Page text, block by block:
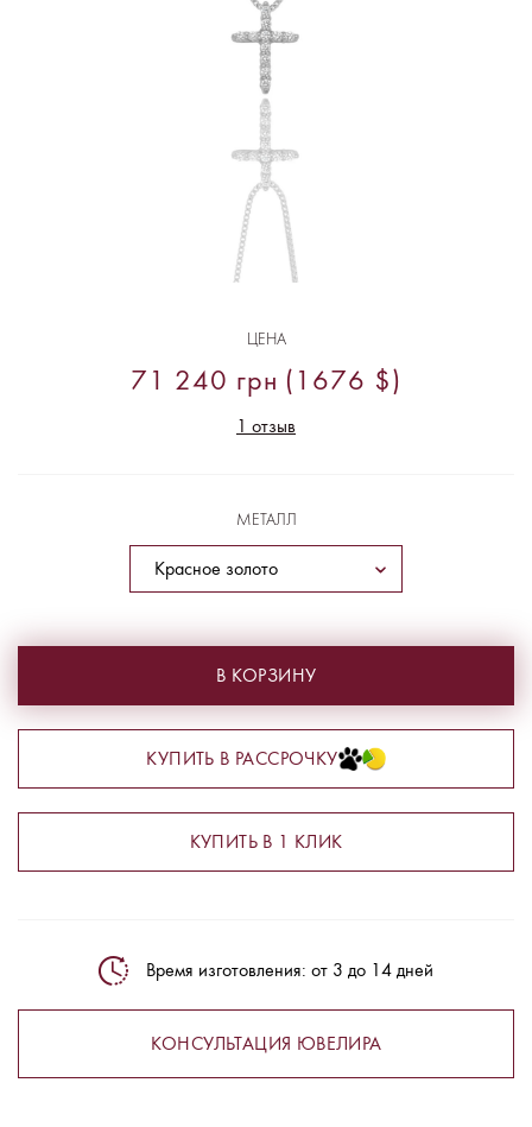
ЦЕНА
71 240 грн (1676 $)
1 отзыв
МЕТАЛЛ
В КОРЗИНУ
КУПИТЬ В РАССРОЧКУ
КУПИТЬ В 1 КЛИК
Время изготовления: от 3 до 14 дней
КОНСУЛЬТАЦИЯ ЮВЕЛИРА